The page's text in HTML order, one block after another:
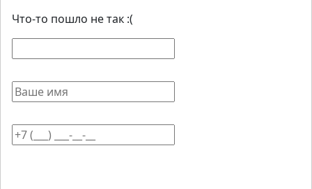
Что-то пошло не так :(